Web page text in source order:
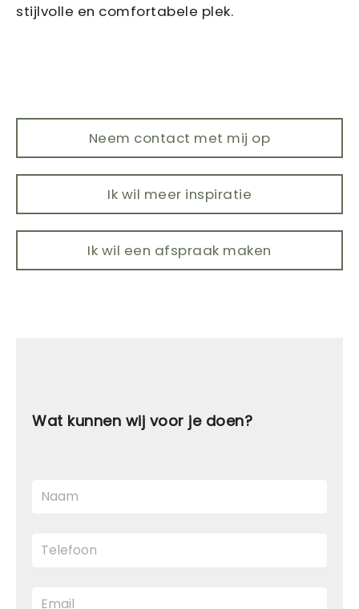
stijlvolle en comfortabele plek.
Neem contact met mij op
Ik wil meer inspiratie
Ik wil een afspraak maken
Wat kunnen wij voor je doen?